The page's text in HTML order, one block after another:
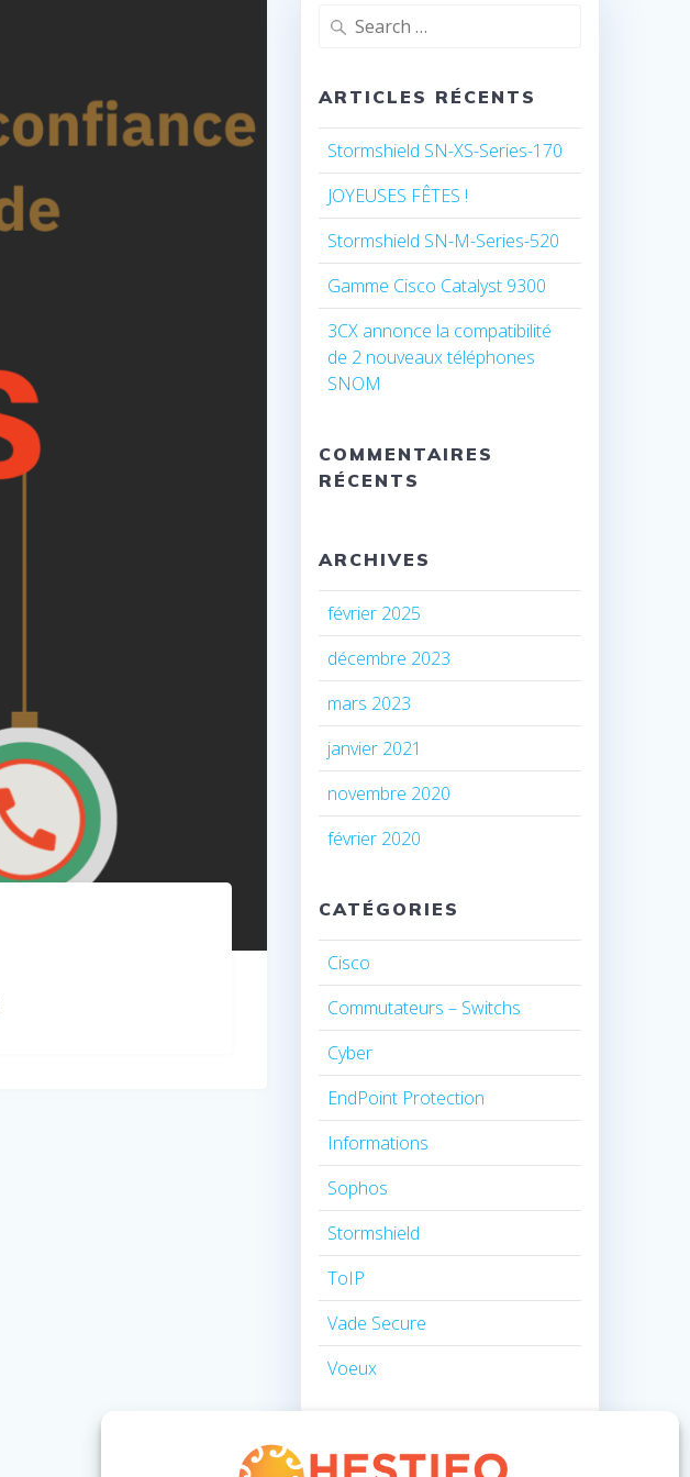
Search
ARTICLES RÉCENTS
Stormshield SN-XS-Series-170
JOYEUSES FÊTES !
Stormshield SN-M-Series-520
Gamme Cisco Catalyst 9300
3CX annonce la compatibilité
de 2 nouveaux téléphones
SNOM
COMMENTAIRES
RÉCENTS
ARCHIVES
février 2025
décembre 2023
mars 2023
janvier 2021
novembre 2020
février 2020
CATÉGORIES
Cisco
Commutateurs – Switchs
Cyber
EndPoint Protection
Informations
Sophos
Stormshield
ToIP
Vade Secure
Voeux